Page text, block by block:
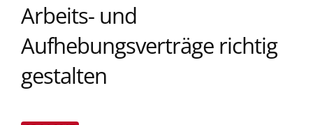
Arbeits- und
Aufhebungsverträge richtig
gestalten